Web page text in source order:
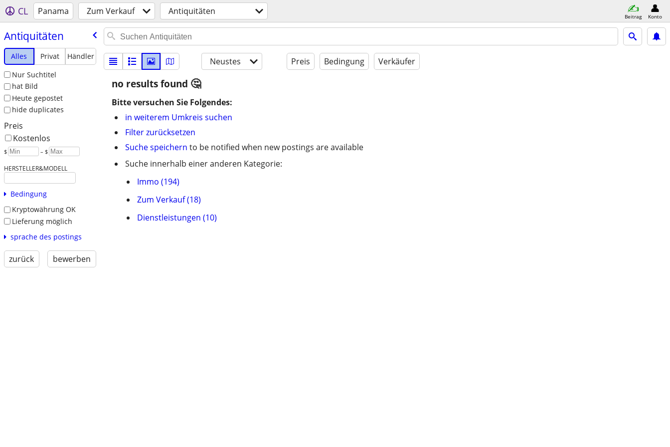
CL Panama Zum Verkauf Antiquitäten Beitrag Konto
Antiquitäten
Alles Privat
Händler
Nur Suchtitel
hat Bild
Heute gepostet
hide duplicates
Preis
Kostenlos
$ – $
HERSTELLER&MODELL
Bedingung
Kryptowährung OK
Lieferung möglich
sprache des postings
zurück bewerben
Neustes Preis Bedingung Verkäufer
no results found
Bitte versuchen Sie Folgendes:
in weiterem Umkreis suchen
Filter zurücksetzen
Suche speichern to be notified when new postings are available
Suche innerhalb einer anderen Kategorie:
Immo (194)
Zum Verkauf (18)
Dienstleistungen (10)